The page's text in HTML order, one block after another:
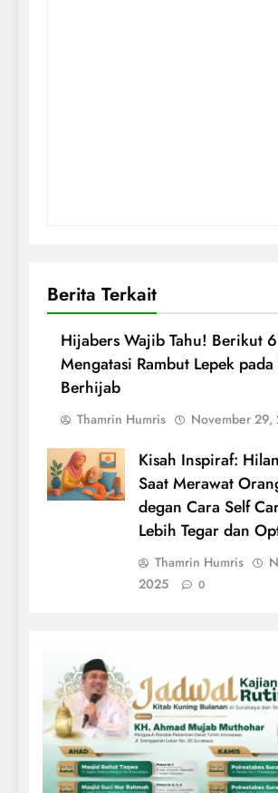
Berita Terkait
Hijabers Wajib Tahu! Berikut
Mengatasi Rambut Lepek
Berhijab
Thamrin Humris November 29,
Kisah Inspiraf:
Saat Merawat
degan Cara Self
Lebih Tegar dan
Thamrin Humris
2025
0